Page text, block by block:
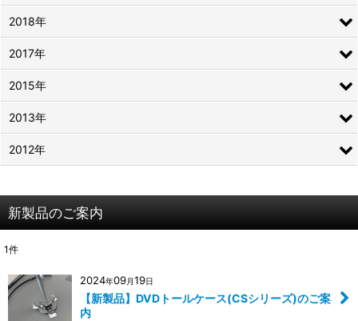
新製品のご案内
1件
2024年09月19日
【新製品】DVDトールケース(CSシリーズ)のご案
内
2018年
2017年
2015年
2013年
2012年